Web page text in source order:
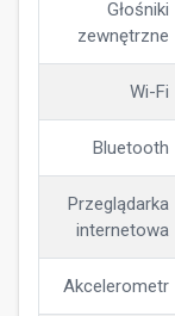
Głośniki
zewnętrzne
Wi-Fi
Bluetooth
Przeglądarka
internetowa
Akcelerometr